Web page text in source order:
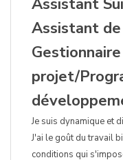
Assistant
Assistant
projet/
Je suis dynamique et
J'ai le goût du travail
conditions qui